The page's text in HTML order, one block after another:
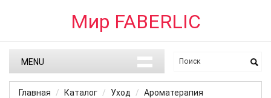
Мир FABERLIC
MENU
Главная Каталог Уход
Ароматерапия